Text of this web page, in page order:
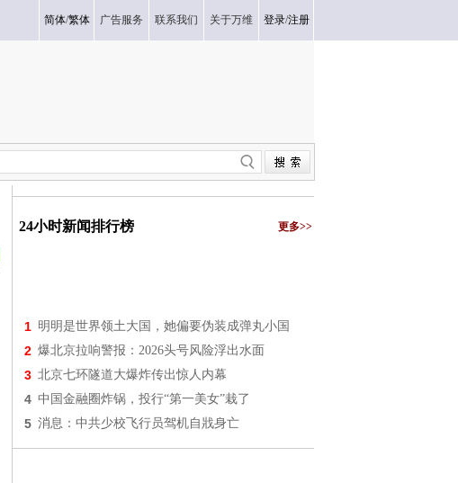
简体/繁体 广告服务 联系我们 关于万维 登录/注册
24小时新闻排行榜 更多>>
1 明明是世界领土大国，她偏要伪装成弹丸小国
2 爆北京拉响警报：2026头号风险浮出水面
3 北京七环隧道大爆炸传出惊人内幕
4 中国金融圈炸锅，投行“第一美女”栽了
5 消息：中共少校飞行员驾机自戕身亡